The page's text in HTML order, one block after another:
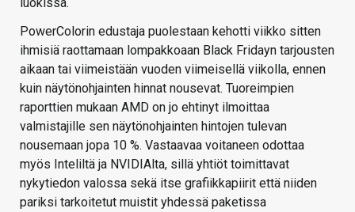
PowerColorin edustaja puolestaan kehotti viikko sitten
ihmisiä raottamaan lompakkoaan Black Fridayn tarjousten
aikaan tai viimeistään vuoden viimeisellä viikolla, ennen
kuin näytönohjainten hinnat nousevat. Tuoreimpien
raporttien mukaan AMD on jo ehtinyt ilmoittaa
valmistajille sen näytönohjainten hintojen tulevan
nousemaan jopa 10 %. Vastaavaa voitaneen odottaa
myös Inteliltä ja NVIDIAlta, sillä yhtiöt toimittavat
nykytiedon valossa sekä itse grafiikkapiirit että niiden
pariksi tarkoitetut muistit yhdessä paketissa